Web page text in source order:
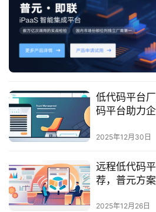
产
品
解
方
案
生
态
合
作
低代码平台
码平台助力
2025年12月30日
远程低代码
荐，普元方
2025年12月26日